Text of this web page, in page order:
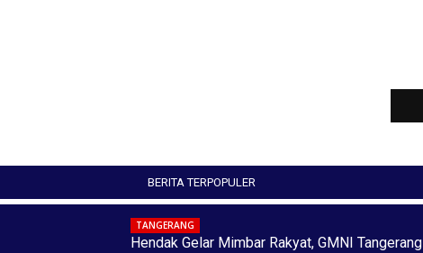
BERITA TERPOPULER
TANGERANG
Hendak Gelar Mimbar Rakyat, GMNI Tangerang